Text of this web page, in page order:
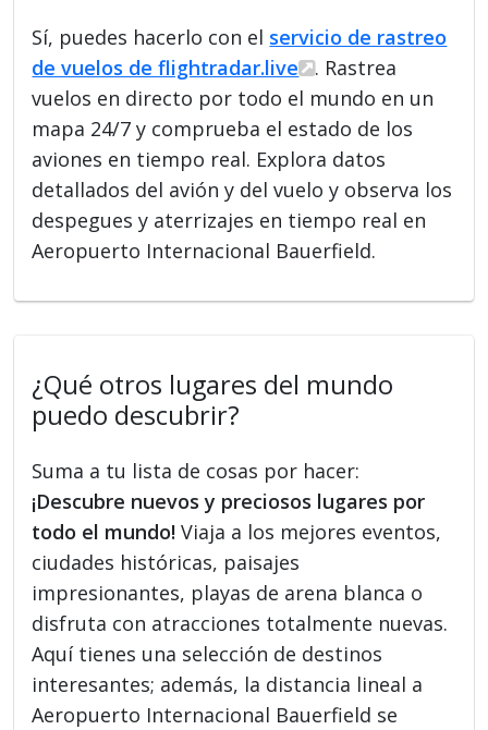
Sí, puedes hacerlo con el servicio de rastreo
de vuelos de flightradar.live
. Rastrea
vuelos en directo por todo el mundo en un
mapa 24/7 y comprueba el estado de los
aviones en tiempo real. Explora datos
detallados del avión y del vuelo y observa los
despegues y aterrizajes en tiempo real en
Aeropuerto Internacional Bauerfield.
¿Qué otros lugares del mundo
puedo descubrir?
Suma a tu lista de cosas por hacer:
¡Descubre nuevos y preciosos lugares por
todo el mundo! Viaja a los mejores eventos,
ciudades históricas, paisajes
impresionantes, playas de arena blanca o
disfruta con atracciones totalmente nuevas.
Aquí tienes una selección de destinos
interesantes; además, la distancia lineal a
Aeropuerto Internacional Bauerfield se